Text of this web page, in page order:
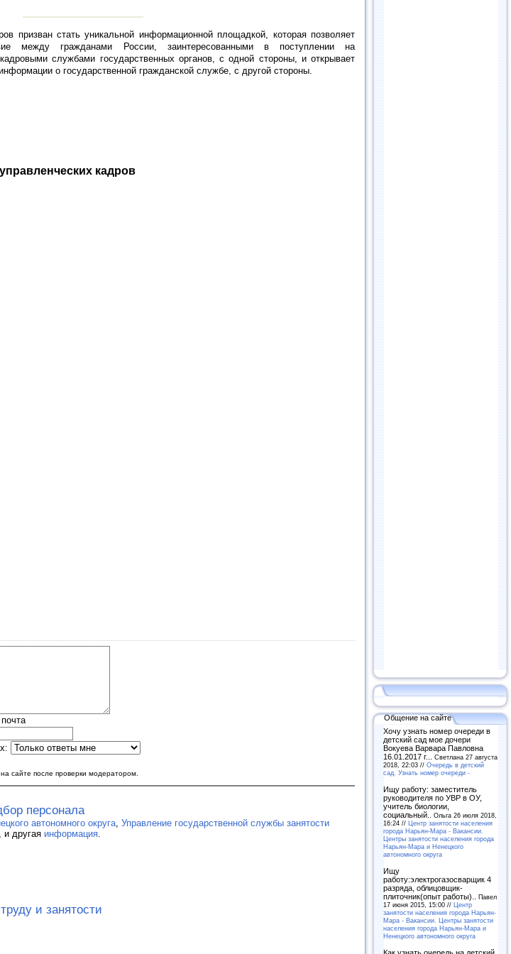
призван стать уникальной информационной площадкой, которая позволяет
между гражданами России, заинтересованными в поступлении на
службами государственных органов, с одной стороны, и открывает
о государственной гражданской службе, с другой стороны.
кадров
сайте после проверки модератором.
персонала
автономного округа, Управление государственной службы занятости
и другая информация.
и занятости
Общение на сайте
Хочу узнать номер очереди в
детский сад мое дочери
Вокуева Варвара Павловна
16.01.2017 г... Светлана 27 августа
2018, 22:03 // Очередь в детский
сад. Узнать номер очереди -
Ищу работу: заместитель
руководителя по УВР в ОУ,
учитель биологии,
социальный.. Ольга 26 июля 2018,
16:24 // Центр занятости населения
города Нарьян-Мара - Вакансии.
Центры занятости населения города
Нарьян-Мара и Ненецкого
автономного округа
Ищу
работу:электрогазосварщик 4
разряда, облицовщик-
плиточник(опыт работы).. Павел
17 июня 2015, 15:00 // Центр
занятости населения города Нарьян-
Мара - Вакансии. Центры занятости
населения города Нарьян-Мара и
Ненецкого автономного округа